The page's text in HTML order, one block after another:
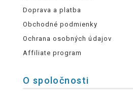
Doprava a platba
Obchodné podmienky
Ochrana osobných údajov
Affiliate program
O spoločnosti